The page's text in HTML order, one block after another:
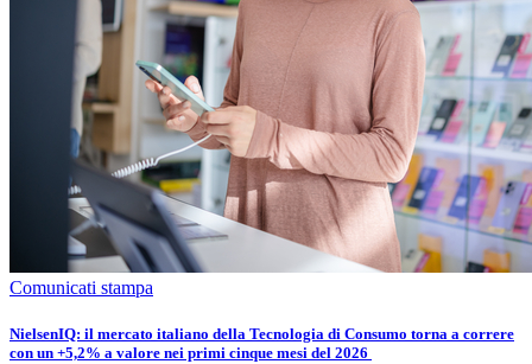
Comunicati stampa
​​​​NielsenIQ: il mercato italiano della Tecnologia di Consumo torna a correre
con un +5,2% a valore nei primi cinque mesi del 2026